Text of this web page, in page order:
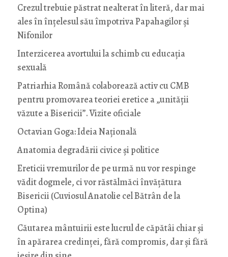
Crezul trebuie păstrat nealterat în literă, dar mai
ales în înțelesul său împotriva Papahagilor și
Nifonilor
Interzicerea avortului la schimb cu educaţia
sexuală
Patriarhia Română colaborează activ cu CMB
pentru promovarea teoriei eretice a „unității
văzute a Bisericii”. Vizite oficiale
Octavian Goga: Ideia Naţională
Anatomia degradării civice și politice
Ereticii vremurilor de pe urmă nu vor respinge
vădit dogmele, ci vor răstălmăci învățătura
Bisericii (Cuviosul Anatolie cel Bătrân de la
Optina)
Căutarea mântuirii este lucrul de căpătâi chiar și
în apărarea credinței, fără compromis, dar și fără